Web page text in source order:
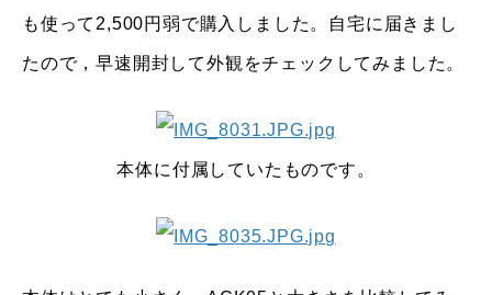
も使って2,500円弱で購入しました。自宅に届きまし
たので，早速開封して外観をチェックしてみました。
本体に付属していたものです。